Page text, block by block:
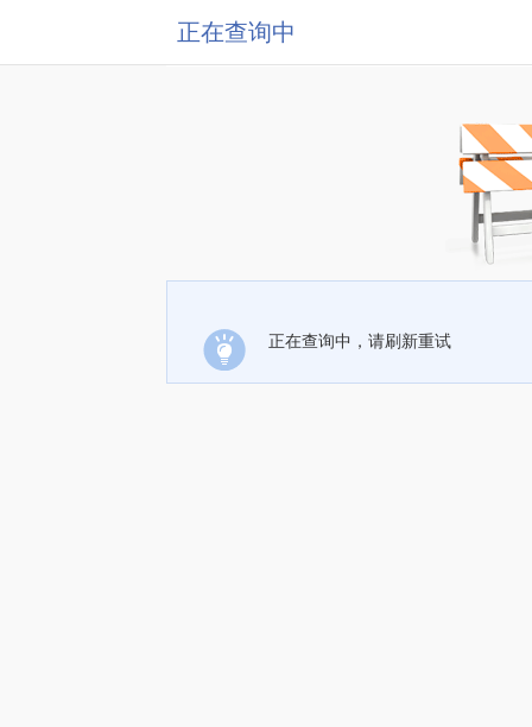
正在查询中
正在查询中，请刷新重试